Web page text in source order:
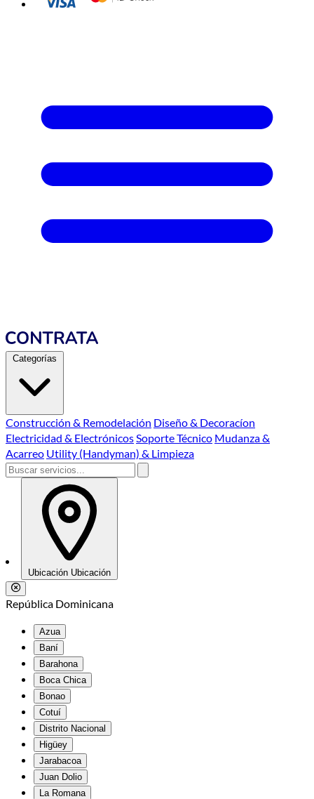
Categorías
Construcción & Remodelación Diseño & Decoracíon
Electricidad & ElectrónicosSoporte Técnico Mudanza &
Acarreo Utility (Handyman) & Limpieza
Ubicación Ubicación
República Dominicana
Azua
Baní
Barahona
Boca Chica
Bonao
Cotuí
Distrito Nacional
Higüey
Jarabacoa
Juan Dolio
La Romana